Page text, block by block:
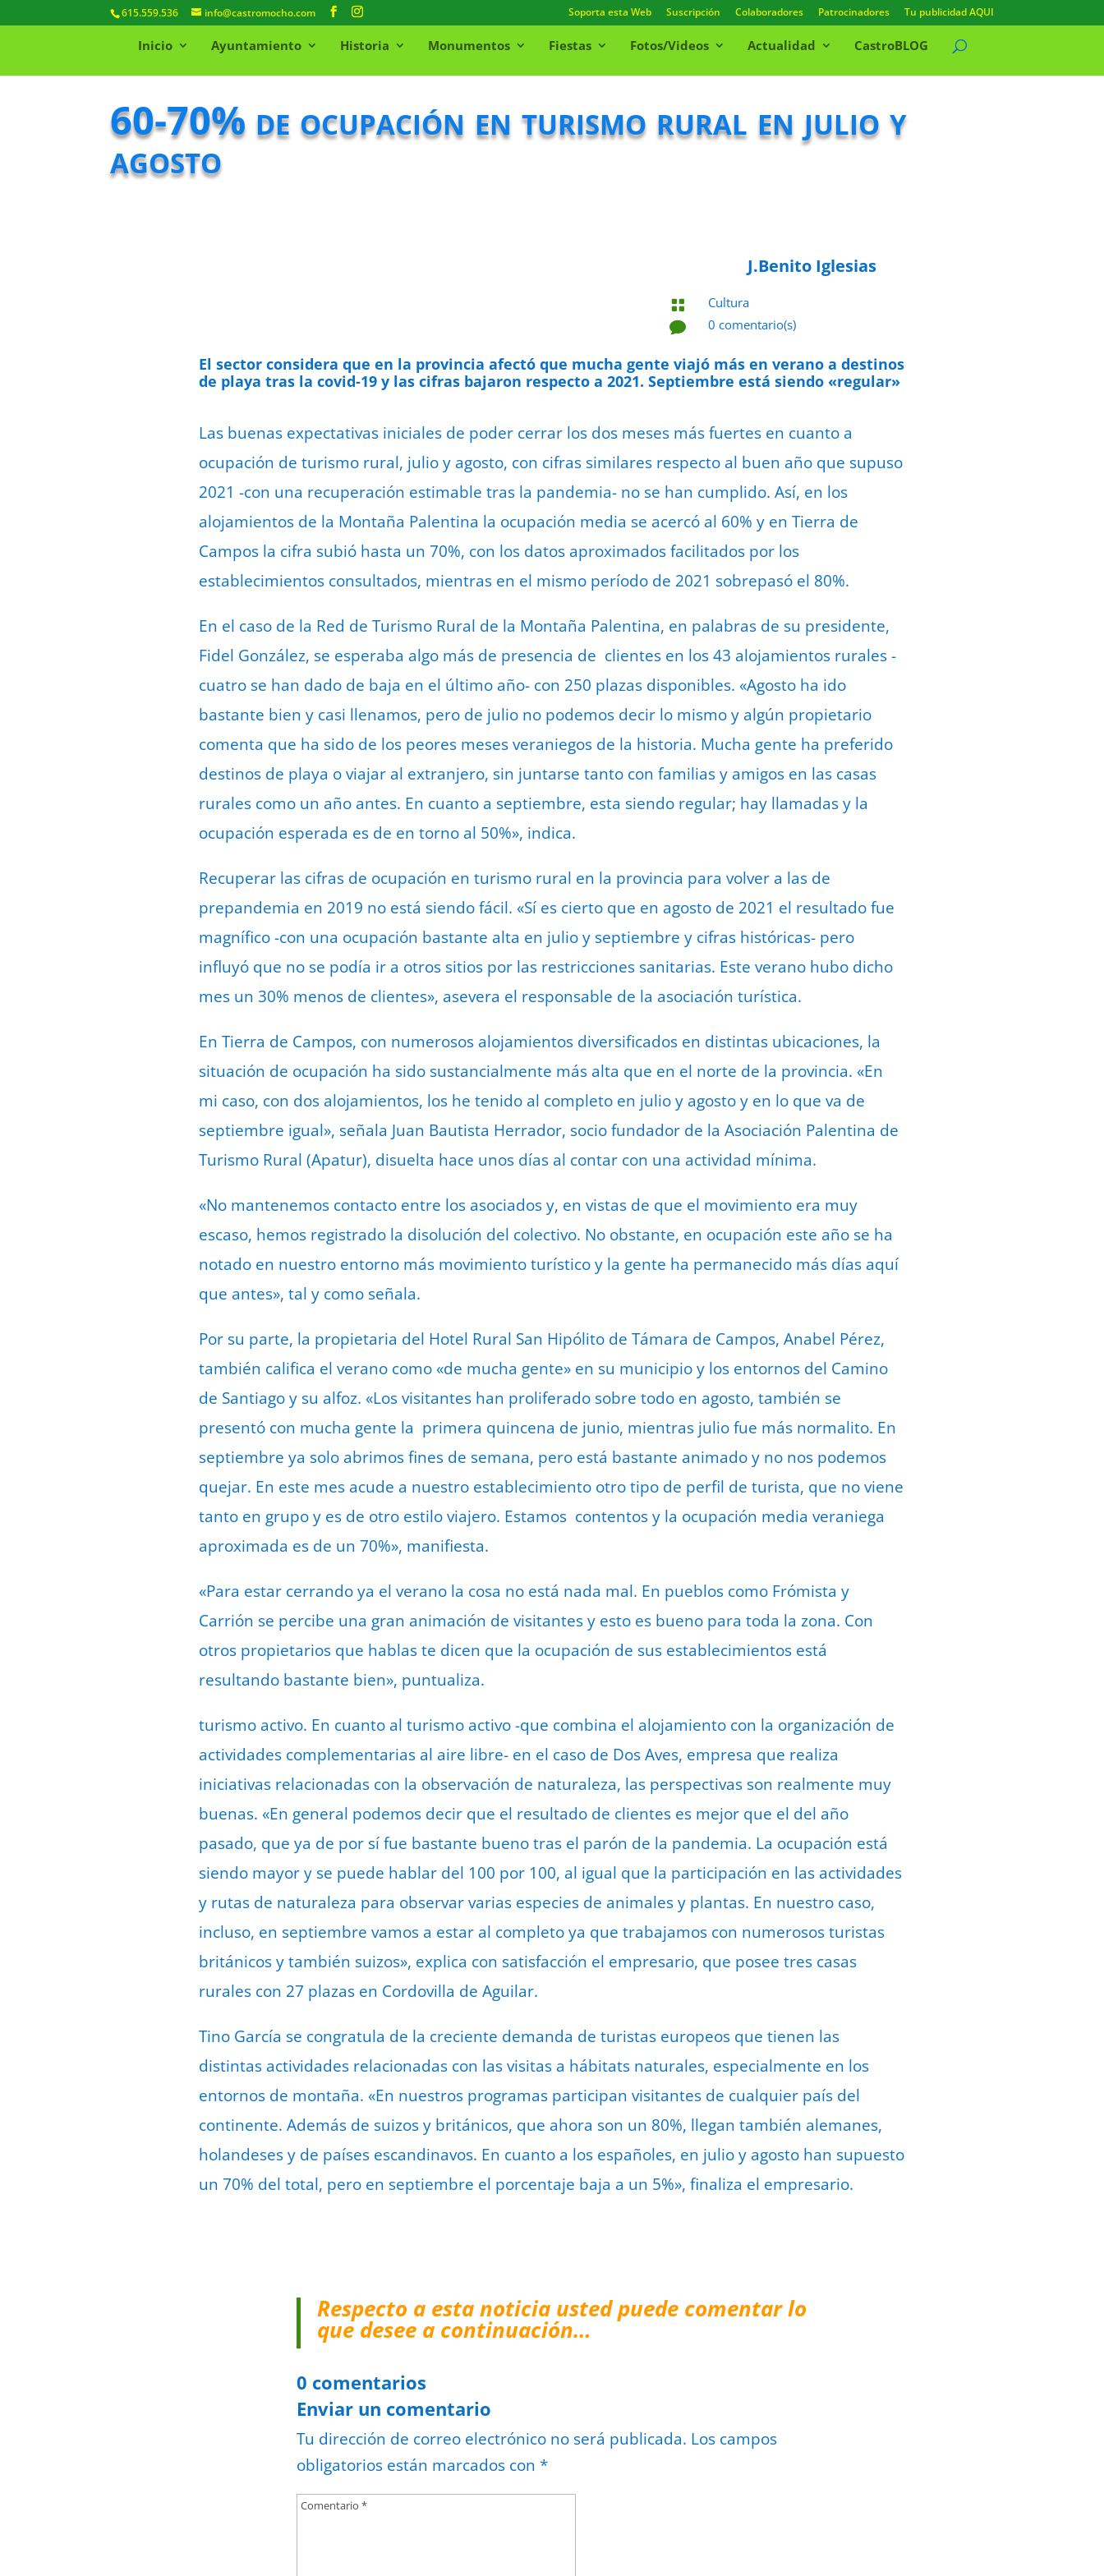
615.559.536 info@castromocho.com Soporta esta Web Suscripción Colaboradores Patrocinadores Tu publicidad AQUI
Inicio Ayuntamiento Historia Monumentos Fiestas Fotos/Videos Actualidad CastroBLOG
60-70% de ocupación en turismo rural en julio y
agosto
J.Benito Iglesias

Cultura

0 comentario(s)
El sector considera que en la provincia afectó que mucha gente viajó más en verano a destinos
de playa tras la covid-19 y las cifras bajaron respecto a 2021. Septiembre está siendo «regular»
Las buenas expectativas iniciales de poder cerrar los dos meses más fuertes en cuanto a
ocupación de turismo rural, julio y agosto, con cifras similares respecto al buen año que supuso
2021 -con una recuperación estimable tras la pandemia- no se han cumplido. Así, en los
alojamientos de la Montaña Palentina la ocupación media se acercó al 60% y en Tierra de
Campos la cifra subió hasta un 70%, con los datos aproximados facilitados por los
establecimientos consultados, mientras en el mismo período de 2021 sobrepasó el 80%.
En el caso de la Red de Turismo Rural de la Montaña Palentina, en palabras de su presidente,
Fidel González, se esperaba algo más de presencia de clientes en los 43 alojamientos rurales -
cuatro se han dado de baja en el último año- con 250 plazas disponibles. «Agosto ha ido
bastante bien y casi llenamos, pero de julio no podemos decir lo mismo y algún propietario
comenta que ha sido de los peores meses veraniegos de la historia. Mucha gente ha preferido
destinos de playa o viajar al extranjero, sin juntarse tanto con familias y amigos en las casas
rurales como un año antes. En cuanto a septiembre, esta siendo regular; hay llamadas y la
ocupación esperada es de en torno al 50%», indica.
Recuperar las cifras de ocupación en turismo rural en la provincia para volver a las de
prepandemia en 2019 no está siendo fácil. «Sí es cierto que en agosto de 2021 el resultado fue
magnífico -con una ocupación bastante alta en julio y septiembre y cifras históricas- pero
influyó que no se podía ir a otros sitios por las restricciones sanitarias. Este verano hubo dicho
mes un 30% menos de clientes», asevera el responsable de la asociación turística.
En Tierra de Campos, con numerosos alojamientos diversificados en distintas ubicaciones, la
situación de ocupación ha sido sustancialmente más alta que en el norte de la provincia. «En
mi caso, con dos alojamientos, los he tenido al completo en julio y agosto y en lo que va de
septiembre igual», señala Juan Bautista Herrador, socio fundador de la Asociación Palentina de
Turismo Rural (Apatur), disuelta hace unos días al contar con una actividad mínima.
«No mantenemos contacto entre los asociados y, en vistas de que el movimiento era muy
escaso, hemos registrado la disolución del colectivo. No obstante, en ocupación este año se ha
notado en nuestro entorno más movimiento turístico y la gente ha permanecido más días aquí
que antes», tal y como señala.
Por su parte, la propietaria del Hotel Rural San Hipólito de Támara de Campos, Anabel Pérez,
también califica el verano como «de mucha gente» en su municipio y los entornos del Camino
de Santiago y su alfoz. «Los visitantes han proliferado sobre todo en agosto, también se
presentó con mucha gente la primera quincena de junio, mientras julio fue más normalito. En
septiembre ya solo abrimos fines de semana, pero está bastante animado y no nos podemos
quejar. En este mes acude a nuestro establecimiento otro tipo de perfil de turista, que no viene
tanto en grupo y es de otro estilo viajero. Estamos contentos y la ocupación media veraniega
aproximada es de un 70%», manifiesta.
«Para estar cerrando ya el verano la cosa no está nada mal. En pueblos como Frómista y
Carrión se percibe una gran animación de visitantes y esto es bueno para toda la zona. Con
otros propietarios que hablas te dicen que la ocupación de sus establecimientos está
resultando bastante bien», puntualiza.
turismo activo. En cuanto al turismo activo -que combina el alojamiento con la organización de
actividades complementarias al aire libre- en el caso de Dos Aves, empresa que realiza
iniciativas relacionadas con la observación de naturaleza, las perspectivas son realmente muy
buenas. «En general podemos decir que el resultado de clientes es mejor que el del año
pasado, que ya de por sí fue bastante bueno tras el parón de la pandemia. La ocupación está
siendo mayor y se puede hablar del 100 por 100, al igual que la participación en las actividades
y rutas de naturaleza para observar varias especies de animales y plantas. En nuestro caso,
incluso, en septiembre vamos a estar al completo ya que trabajamos con numerosos turistas
británicos y también suizos», explica con satisfacción el empresario, que posee tres casas
rurales con 27 plazas en Cordovilla de Aguilar.
Tino García se congratula de la creciente demanda de turistas europeos que tienen las
distintas actividades relacionadas con las visitas a hábitats naturales, especialmente en los
entornos de montaña. «En nuestros programas participan visitantes de cualquier país del
continente. Además de suizos y británicos, que ahora son un 80%, llegan también alemanes,
holandeses y de países escandinavos. En cuanto a los españoles, en julio y agosto han supuesto
un 70% del total, pero en septiembre el porcentaje baja a un 5%», finaliza el empresario.
Respecto a esta noticia usted puede comentar lo
que desee a continuación…
0 comentarios
Enviar un comentario
Tu dirección de correo electrónico no será publicada. Los campos
obligatorios están marcados con *